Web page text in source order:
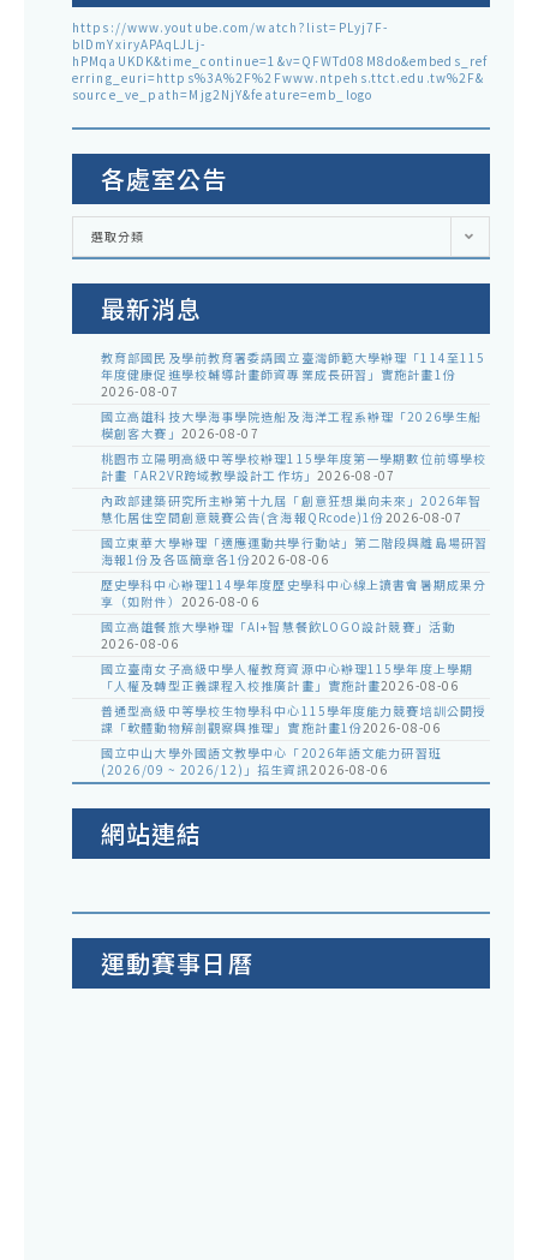
https://www.youtube.com/watch?list=PLyj7F-
blDmYxiryAPAqLJLj-
hPMqaUKDK&time_continue=1&v=QFWTd08M8do&embeds_ref
erring_euri=https%3A%2F%2Fwww.ntpehs.ttct.edu.tw%2F&
source_ve_path=Mjg2NjY&feature=emb_logo
各處室公告
各
室
選取分類
最新消息
教育部國民及學前教育署委請國立臺灣師範大學辦理「114至115
年度健康促進學校輔導計畫師資專業成長研習」實施計畫1份
2026-08-07
國立高雄科技大學海事學院造船及海洋工程系辦理「2026學生船
模創客大賽」 2026-08-07
桃園市立陽明高級中等學校辦理115學年度第一學期數位前導學校
計畫「AR2VR跨域教學設計工作坊」 2026-08-07
內政部建築研究所主辦第十九屆「創意狂想巢向未來」2026年智
慧化居住空間創意競賽公告(含海報QRcode)1份2026-08-07
國立東華大學辦理「適應運動共學行動站」第二階段與離島場研習
海報1份及各區簡章各1份2026-08-06
歷史學科中心辦理114學年度歷史學科中心線上讀書會暑期成果分
享（如附件） 2026-08-06
國立高雄餐旅大學辦理「AI+智慧餐飲LOGO設計競賽」活動
2026-08-06
國立臺南女子高級中學人權教育資源中心辦理115學年度上學期
「人權及轉型正義課程入校推廣計畫」實施計畫2026-08-06
普通型高級中等學校生物學科中心115學年度能力競賽培訓公開授
課「軟體動物解剖觀察與推理」實施計畫1份2026-08-06
國立中山大學外國語文教學中心「2026年語文能力研習班
(2026/09 ~ 2026/12)」招生資訊2026-08-06
網站連結
運動賽事日曆